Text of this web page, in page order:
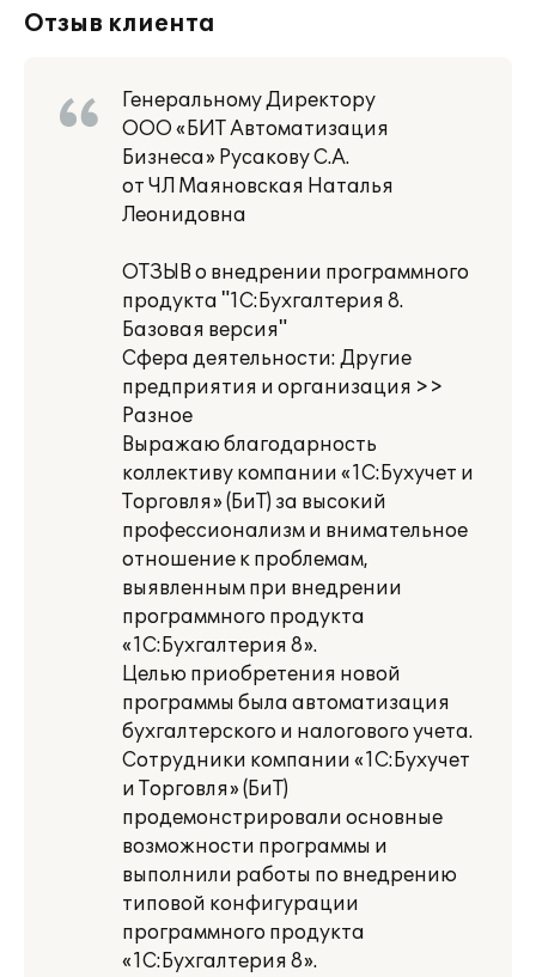
Отзыв клиента
Генеральному Директору
ООО «БИТ Автоматизация
Бизнеса» Русакову С.А.
от ЧЛ Маяновская Наталья
Леонидовна
ОТЗЫВ о внедрении программного
продукта "1С:Бухгалтерия 8.
Базовая версия"
Сфера деятельности: Другие
предприятия и организация >>
Разное
Выражаю благодарность
коллективу компании «1С:Бухучет и
Торговля» (БиТ) за высокий
профессионализм и внимательное
отношение к проблемам,
выявленным при внедрении
программного продукта
«1С:Бухгалтерия 8».
Целью приобретения новой
программы была автоматизация
бухгалтерского и налогового учета.
Сотрудники компании «1С:Бухучет
и Торговля» (БиТ)
продемонстрировали основные
возможности программы и
выполнили работы по внедрению
типовой конфигурации
программного продукта
«1С:Бухгалтерия 8».